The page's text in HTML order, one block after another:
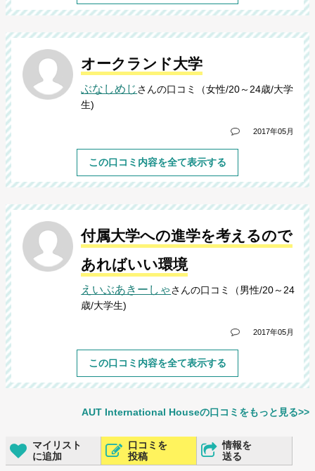
オークランド大学
ぶなしめじさんの口コミ（女性/20～24歳/大学
生)
2017年05月
この口コミ内容を全て表示する
付属大学への進学を考えるので
あればいい環境
えいぶあきーしゃさんの口コミ（男性/20～24
歳/大学生)
2017年05月
この口コミ内容を全て表示する
AUT International Houseの口コミをもっと見る>>
マイリスト
に追加
口コミを
投稿
情報を
送る